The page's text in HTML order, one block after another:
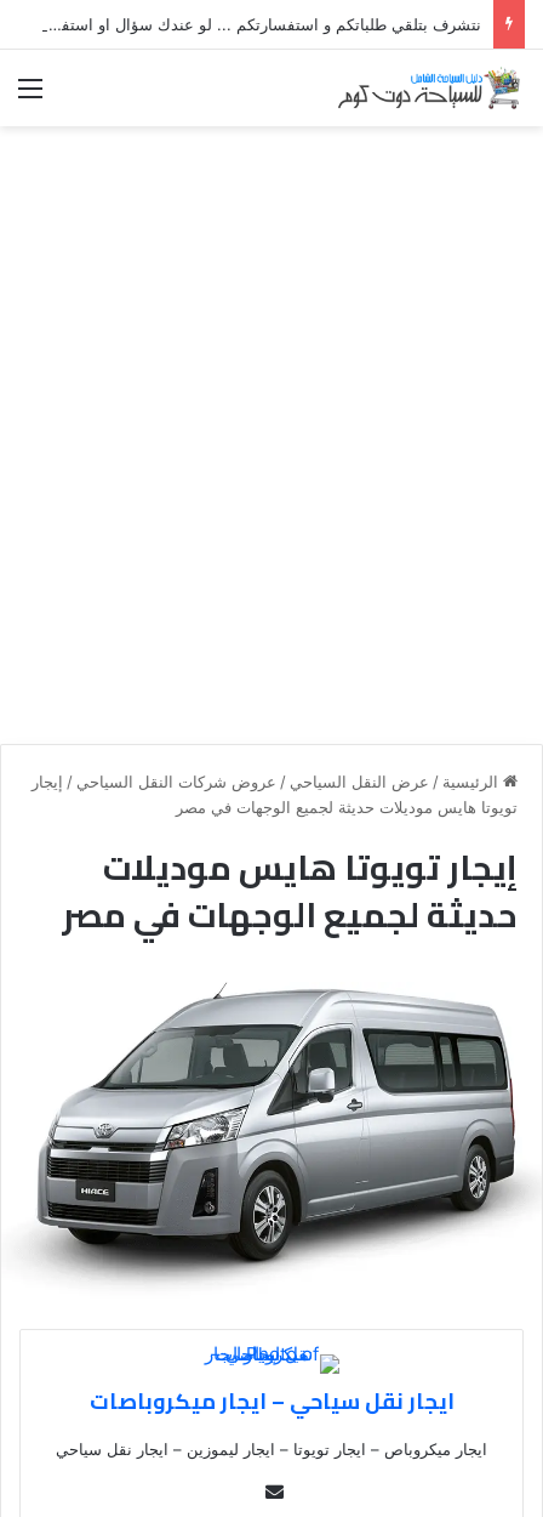
نتشرف بتلقي طلباتكم و استفسارتكم ... لو عندك سؤال او استفسار ماتدرددش فى طلب المساعدة
الرئيسية / عرض النقل السياحي / عروض شركات النقل السياحي / إيجار
تويوتا هايس موديلات حديثة لجميع الوجهات في مصر
إيجار تويوتا هايس موديلات
حديثة لجميع الوجهات في مصر
ايجار نقل سياحي – ايجار ميكروباصات
ايجار ميكروباص – ايجار تويوتا – ايجار ليموزين – ايجار نقل سياحي